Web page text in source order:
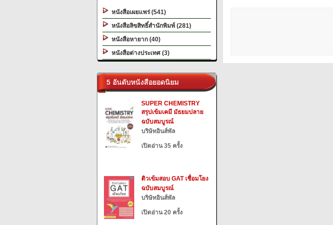
หนังสือเผยแพร่ (541)
หนังสือลิขสิทธิ์สำนักพิมพ์ (281)
หนังสือหายาก (40)
หนังสือต่างประเทศ (3)
5 อันดับหนังสือยอดนิยม
SUPER CHEMISTRY
สรุปเข้มเคมี มัธยมปลาย
ฉบับสมบูรณ์
บริษัทอินส์พัล
เปิดอ่าน 35 ครั้ง
ติวเข้มสอบ GAT เชื่อมโยง
ฉบับสมบูรณ์
บริษัทอินส์พัล
เปิดอ่าน 20 ครั้ง